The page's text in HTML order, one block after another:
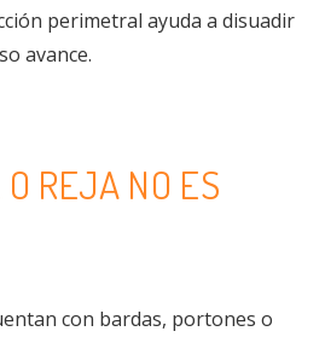
perimetral ayuda a disuadir
avance.
REJA NO ES
con bardas, portones o